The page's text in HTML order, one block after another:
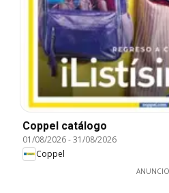
Coppel catálogo
01/08/2026-31/08/2026
Coppel
ANUNCIO